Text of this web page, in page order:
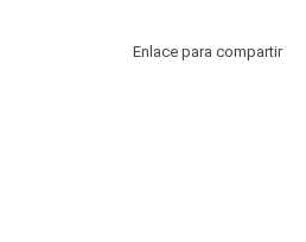
Enlace para compartir